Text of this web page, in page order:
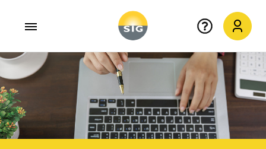
Aller au contenu principal